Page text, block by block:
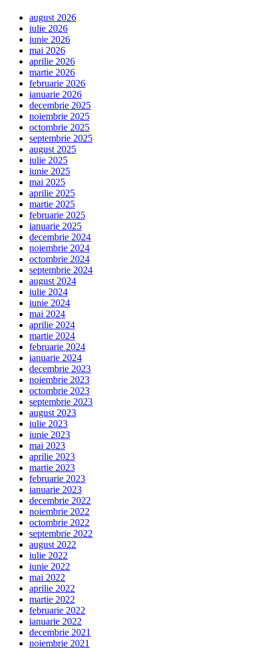
august 2026
iulie 2026
iunie 2026
mai 2026
aprilie 2026
martie 2026
februarie 2026
ianuarie 2026
decembrie 2025
noiembrie 2025
octombrie 2025
septembrie 2025
august 2025
iulie 2025
iunie 2025
mai 2025
aprilie 2025
martie 2025
februarie 2025
ianuarie 2025
decembrie 2024
noiembrie 2024
octombrie 2024
septembrie 2024
august 2024
iulie 2024
iunie 2024
mai 2024
aprilie 2024
martie 2024
februarie 2024
ianuarie 2024
decembrie 2023
noiembrie 2023
octombrie 2023
septembrie 2023
august 2023
iulie 2023
iunie 2023
mai 2023
aprilie 2023
martie 2023
februarie 2023
ianuarie 2023
decembrie 2022
noiembrie 2022
octombrie 2022
septembrie 2022
august 2022
iulie 2022
iunie 2022
mai 2022
aprilie 2022
martie 2022
februarie 2022
ianuarie 2022
decembrie 2021
noiembrie 2021